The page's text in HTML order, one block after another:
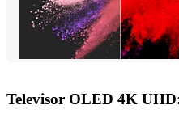
Televisor OLED 4K